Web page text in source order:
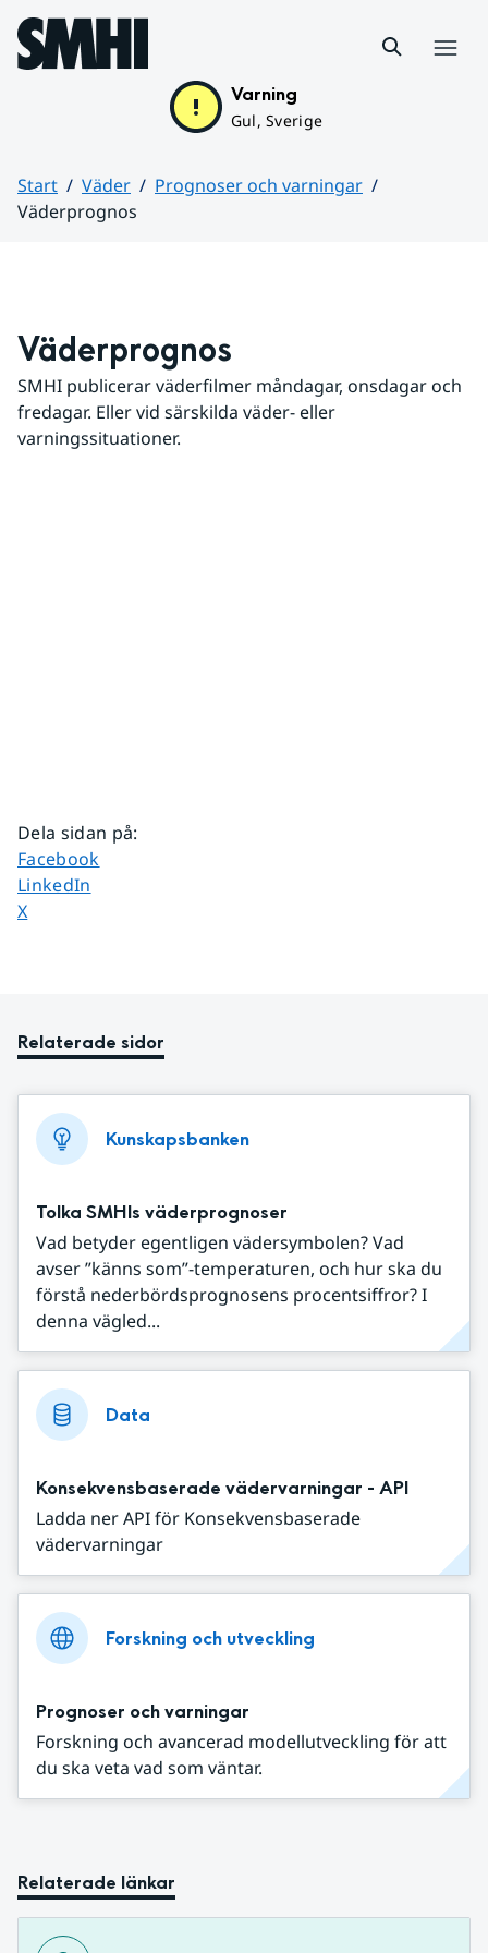
Hoppa till sidans innehåll
Varning
Gul, Sverige
Start Väder
Prognoser och varningar
Väderprognos
Väderprognos
SMHI publicerar väderfilmer måndagar, onsdagar och
fredagar. Eller vid särskilda väder- eller
varningssituationer.
Dela sidan på:
Dela sidan på
Facebook
Dela sidan på
LinkedIn
Dela sidan på
X
Relaterade sidor
Kunskapsbanken
Tolka SMHIs väderprognoser
Vad betyder egentligen vädersymbolen? Vad
avser ”känns som”-temperaturen, och hur ska du
förstå nederbördsprognosens procentsiffror? I
denna vägled...
Data
Konsekvensbaserade vädervarningar - API
Ladda ner API för Konsekvensbaserade
vädervarningar
Forskning och utveckling
Prognoser och varningar
Forskning och avancerad modellutveckling för att
du ska veta vad som väntar.
Relaterade länkar